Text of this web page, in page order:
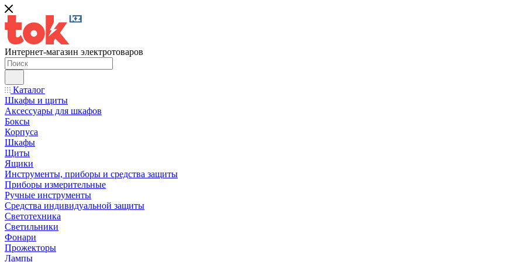
Интернет-магазин электротоваров
Каталог
Шкафы и щиты
Аксессуары для шкафов
Боксы
Корпуса
Шкафы
Щиты
Ящики
Инструменты, приборы и средства защиты
Приборы измерительные
Ручные инструменты
Средства индивидуальной защиты
Светотехника
Светильники
Фонари
Прожекторы
Лампы